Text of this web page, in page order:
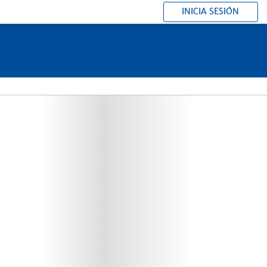
INICIA SESIÓN